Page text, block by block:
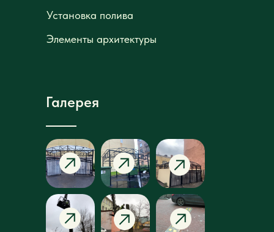
Галерея
Элементы архитектуры
Элементы архитектуры
Установка полива
Установка полива